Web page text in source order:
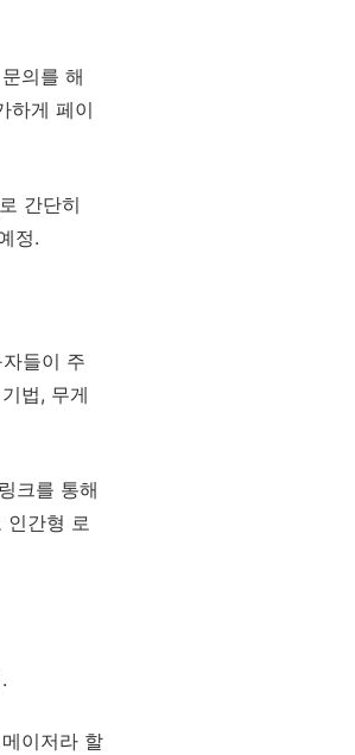
의를 해
하게 페이
간단히
정.
들이 주
법, 무게
크를 통해
인간형 로
이저라 할